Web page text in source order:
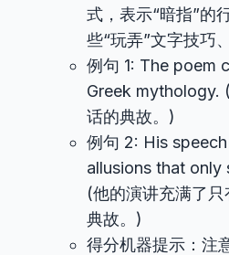
式，表示“暗指”的
些“玩弄”文字技巧
例句 1: The poem
Greek mythology.
话的典故。)
例句 2: His
allusions that only
(他的演讲充满了
典故。)
得分机器提示：注